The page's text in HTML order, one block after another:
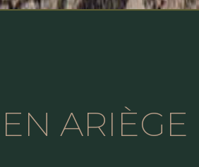
ARIÈGE